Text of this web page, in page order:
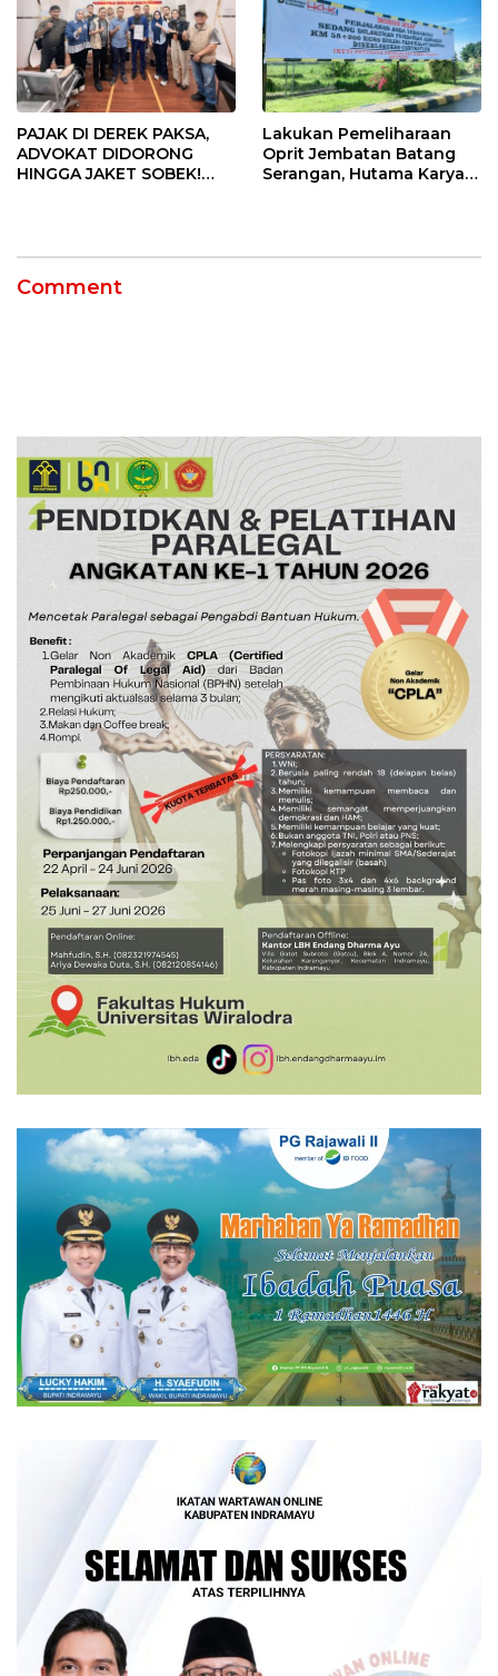
PAJAK DI DEREK PAKSA,
ADVOKAT DIDORONG
HINGGA JAKET SOBEK!
Lakukan Pemeliharaan
Oprit Jembatan Batang
Serangan, Hutama Karya
Comment